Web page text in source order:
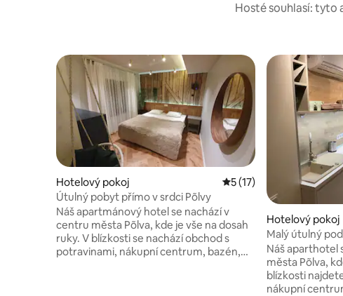
Hosté souhlasí: tyto
Hotelový pokoj Průměrné hodnocení 5 z
5 (17)
Útulný pobyt přímo v srdci Põlvy
Náš apartmánový hotel se nachází v
centru města Põlva, kde je vše na dosah
ruky. V blízkosti se nachází obchod s
potravinami, nákupní centrum, bazén,
Hotelový pokoj
Malý útulný
nonstop
Náš aparthotel
města Põlva,
blízkosti
nákupní